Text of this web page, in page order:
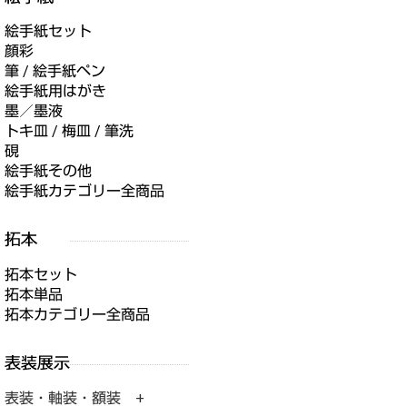
絵手紙セット
顔彩
筆 / 絵手紙ペン
絵手紙用はがき
墨／墨液
トキ皿 / 梅皿 / 筆洗
硯
絵手紙その他
絵手紙カテゴリー全商品
拓本セット
拓本単品
拓本カテゴリー全商品
表装・軸装・額装 +